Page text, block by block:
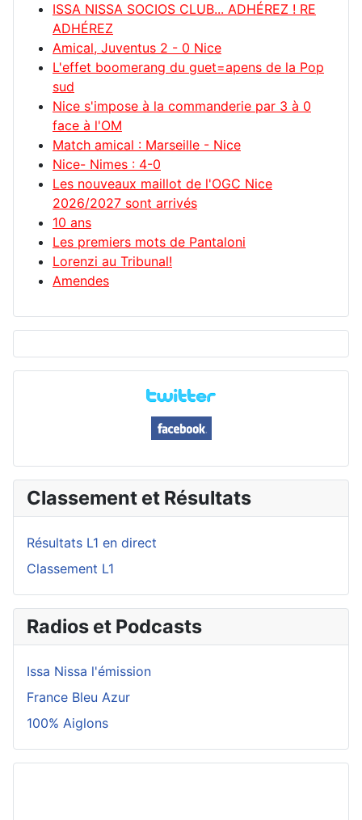
ISSA NISSA SOCIOS CLUB... ADHÉREZ ! RE
ADHÉREZ
Amical, Juventus 2 - 0 Nice
L'effet boomerang du guet=apens de la Pop
sud
Nice s'impose à la commanderie par 3 à 0
face à l'OM
Match amical : Marseille - Nice
Nice- Nimes : 4-0
Les nouveaux maillot de l'OGC Nice
2026/2027 sont arrivés
10 ans
Les premiers mots de Pantaloni
Lorenzi au Tribunal!
Amendes
Classement et Résultats
Résultats L1 en direct
Classement L1
Radios et Podcasts
Issa Nissa l'émission
France Bleu Azur
100% Aiglons